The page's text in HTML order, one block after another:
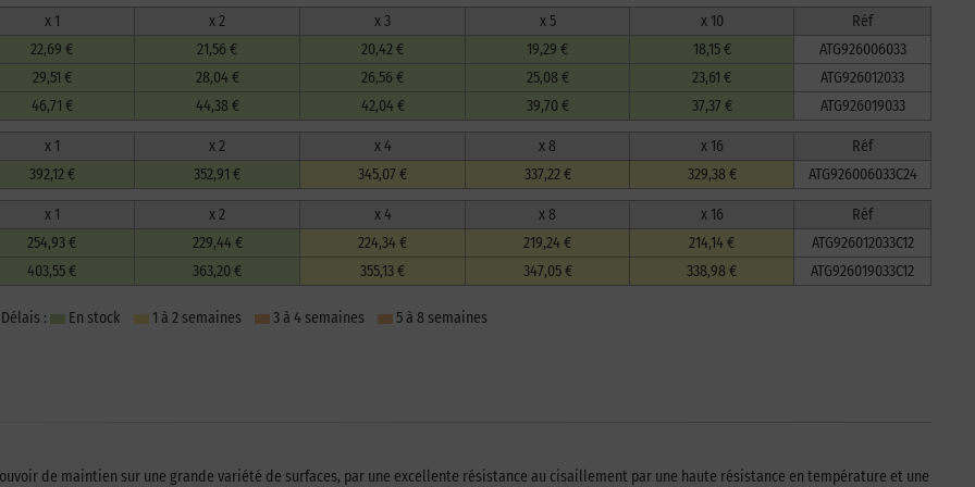
x 1 x 2 x 3 x 5 x 10
Réf
22,69 € 21,56 € 20,42 € 19,29 € 18,15 €
ATG926006033
29,51 € 28,04 € 26,56 € 25,08 € 23,61 €
ATG926012033
46,71 € 44,38 € 42,04 € 39,70 € 37,37 € ATG926019033
x 1 x 2 x 4 x 8 x 16
Réf
392,12 € 352,91 € 345,07 € 337,22 € 329,38 € ATG926006033C24
x 1 x 2 x 4 x 8 x 16
Réf
254,93 € 229,44 € 224,34 € 219,24 € 214,14 €
ATG926012033C12
403,55 € 363,20 € 355,13 € 347,05 € 338,98 € ATG926019033C12
Délais : En stock 1 à 2 semaines 3 à 4 semaines 5 à 8 semaines
de maintien sur une grande variété de surfaces, par une excellente résistance au cisaillement par une haute résistance en température et une